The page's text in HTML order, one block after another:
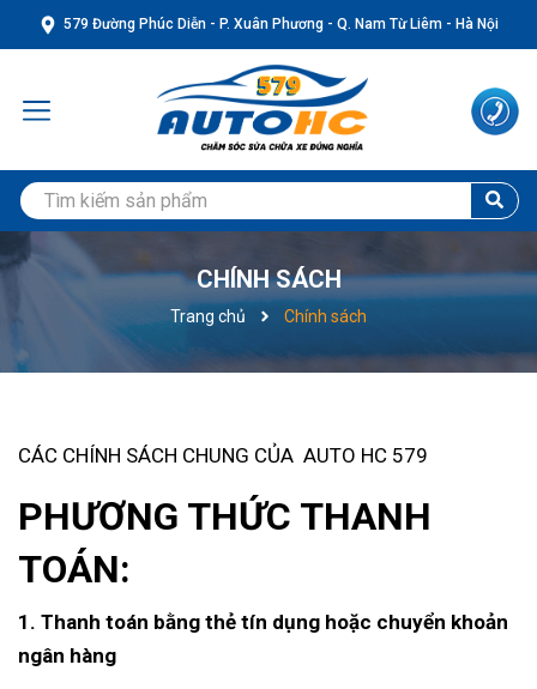
579 Đường Phúc Diễn - P. Xuân Phương - Q. Nam Từ Liêm - Hà Nội
CHÍNH SÁCH
Trang chủ Chính sách
CÁC CHÍNH SÁCH CHUNG CỦA AUTO HC 579
PHƯƠNG THỨC THANH
TOÁN:
1. Thanh toán bằng thẻ tín dụng hoặc chuyển khoản
ngân hàng